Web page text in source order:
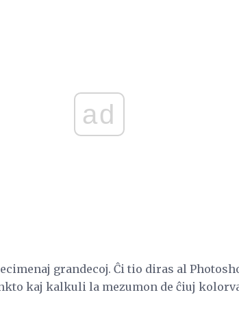
ad
grandecoj. Ĉi tio diras al
kaj kalkuli la mezumon de ĉiuj